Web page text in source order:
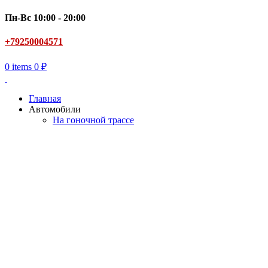
Пн-Вс 10:00 - 20:00
+79250004571
0 items 0 ₽
Главная
Автомобили
На гоночной трассе